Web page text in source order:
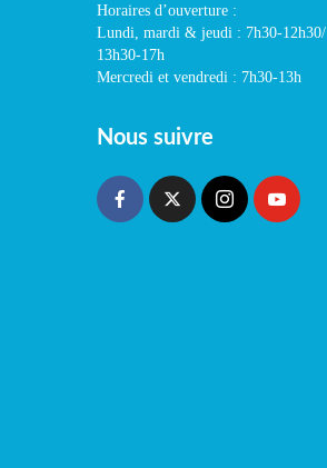
Horaires d’ouverture :
Lundi, mardi & jeudi : 7h30-12h30/
13h30-17h
Mercredi et vendredi : 7h30-13h
Nous suivre